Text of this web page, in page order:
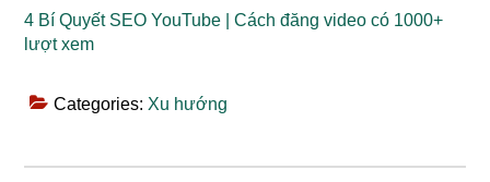
4 Bí Quyết SEO YouTube | Cách đăng video có 1000+
lượt xem
Categories: Xu hướng